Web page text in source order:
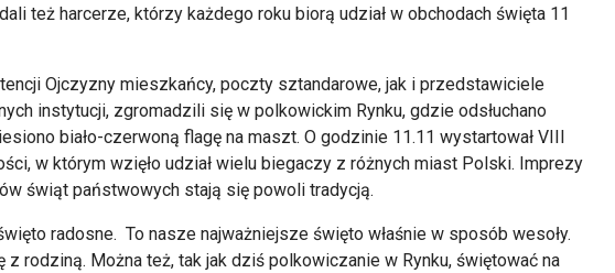
też harcerze, którzy każdego roku biorą udział w obchodach święta 11
Ojczyzny mieszkańcy, poczty sztandarowe, jak i przedstawiciele
instytucji, zgromadzili się w polkowickim Rynku, gdzie odsłuchano
biało-czerwoną flagę na maszt. O godzinie 11.11 wystartował VIII
w którym wzięło udział wielu biegaczy z różnych miast Polski. Imprezy
ów świąt państwowych stają się powoli tradycją.
radosne. To nasze najważniejsze święto właśnie w sposób wesoły.
z rodziną. Można też, tak jak dziś polkowiczanie w Rynku, świętować na